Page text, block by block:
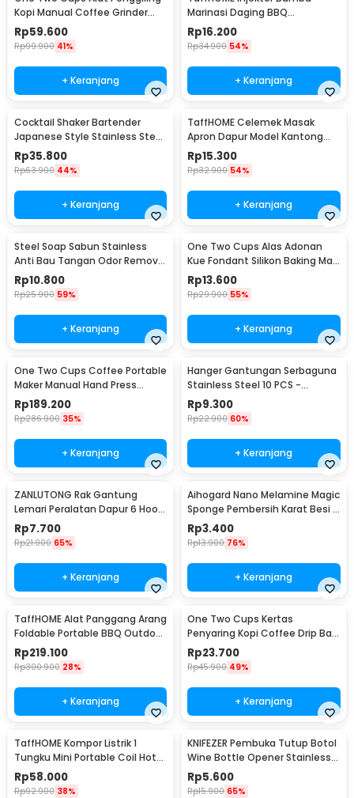
Kopi Manual Coffee Grinder
Portable - WFCG9800
Rp59.600
Rp99.900 41%
+ Keranjang
Marinasi Daging BBQ
Seasoning Injector - HC117
Rp16.200
Rp34.900 54%
+ Keranjang
Cocktail Shaker Bartender
Japanese Style Stainless Steel
200ml
Rp35.800
Rp63.900 44%
+ Keranjang
TaffHOME Celemek Masak
Apron Dapur Model Kantong
Pola Spatula - JJ41
Rp15.300
Rp32.900 54%
+ Keranjang
Steel Soap Sabun Stainless
Anti Bau Tangan Odor Remove
- HW071
Rp10.800
Rp25.900 59%
+ Keranjang
One Two Cups Alas Adonan
Kue Fondant Silikon Baking Mat
Anti Slip - JJ3873
Rp13.600
Rp29.900 55%
+ Keranjang
One Two Cups Coffee Portable
Maker Manual Hand Press
Espresso 300ml - T35066
Rp189.200
Rp286.900 35%
+ Keranjang
Hanger Gantungan Serbaguna
Stainless Steel 10 PCS -
M127105
Rp9.300
Rp22.900 60%
+ Keranjang
ZANLUTONG Rak Gantung
Lemari Peralatan Dapur 6 Hook
Besi - 2137
Rp7.700
Rp21.900 65%
+ Keranjang
Aihogard Nano Melamine Magic
Sponge Pembersih Karat Besi -
CW62
Rp3.400
Rp13.900 76%
+ Keranjang
TaffHOME Alat Panggang Arang
Foldable Portable BBQ Outdoor
Grill Stove - HWSK77
Rp219.100
Rp300.900 28%
+ Keranjang
One Two Cups Kertas
Penyaring Kopi Coffee Drip Bag
Paper Filter 50PCS - T111
Rp23.700
Rp45.900 49%
+ Keranjang
TaffHOME Kompor Listrik 1
Tungku Mini Portable Coil Hot
Plate 500W - C1-1000-03
Rp58.000
Rp92.900 38%
KNIFEZER Pembuka Tutup Botol
Wine Bottle Opener Stainless
Steel - WS01
Rp5.600
Rp15.900 65%